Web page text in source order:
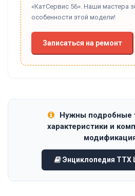
«КатСервис 56». Наши мастера
особенности этой модели!
Записаться на ремонт
Нужны подробные
характеристики и
Энциклопедия ТТХ